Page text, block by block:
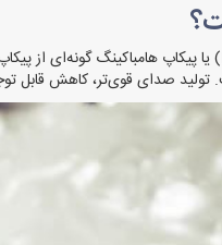
صدای قوی‌تر، کاهش قابل